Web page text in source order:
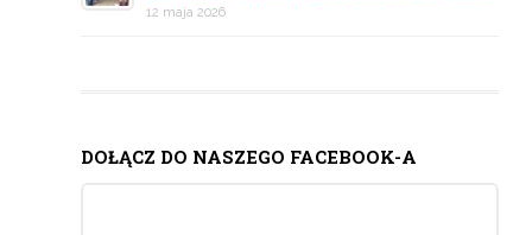
12 maja 2026
DOŁĄCZ DO NASZEGO FACEBOOK-A